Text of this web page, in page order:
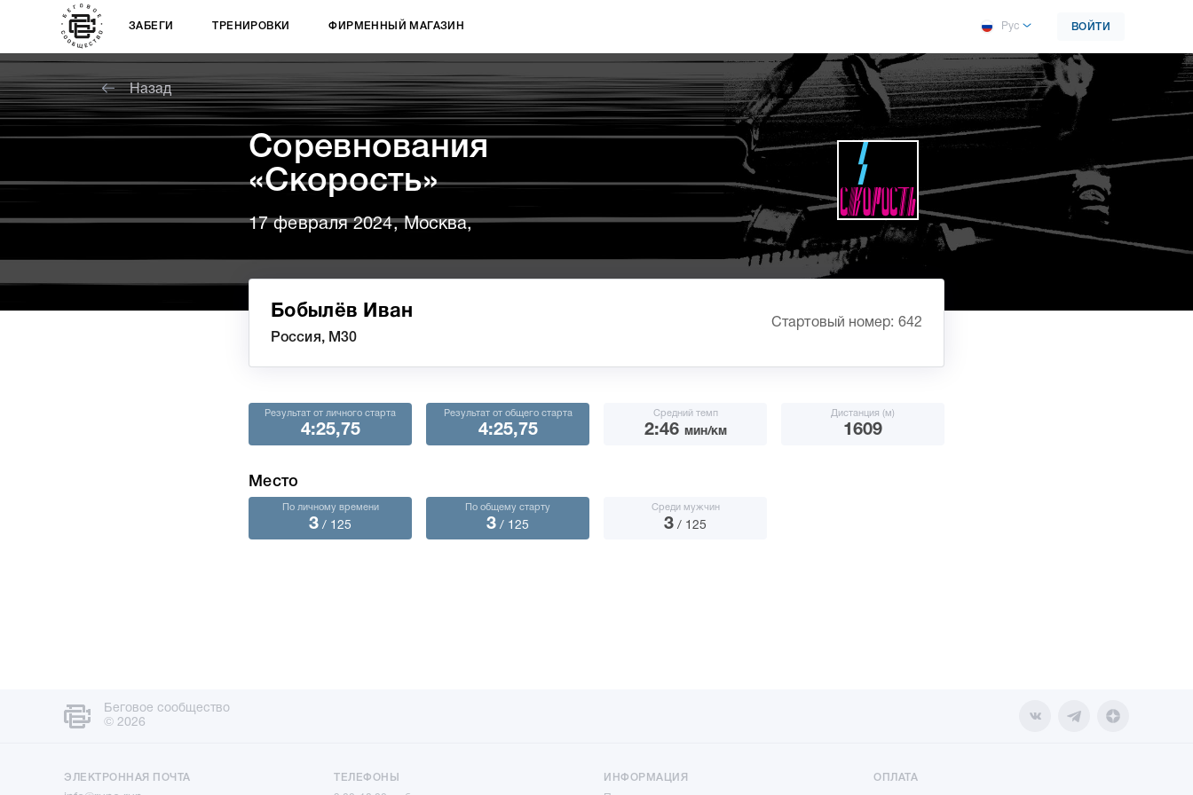
ЗАБЕГИ ТРЕНИРОВКИ ФИРМЕННЫЙ МАГАЗИН Рус ВОЙТИ
Назад
Соревнования
«Скорость»
17 февраля 2024, Москва,
Бобылёв Иван
Россия, М30
Стартовый номер: 642
Результат от личного старта
4:25,75
Результат от общего старта
4:25,75
Средний темп
2:46 мин/км
Дистанция (м)
1609
Место
По личному времени
3 / 125
По общему старту
3 / 125
Среди мужчин
3 / 125
Беговое сообщество
© 2026
ЭЛЕКТРОННАЯ ПОЧТА ТЕЛЕФОНЫ ИНФОРМАЦИЯ ОПЛАТА